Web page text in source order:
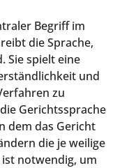
Begriff im
die Sprache,
Sie spielt eine
und
zu
Gerichtssprache
dem das Gericht
die je weilige
notwendig, um